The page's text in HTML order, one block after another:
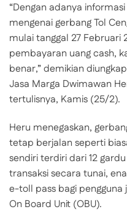
“Dengan adanya
mengenai gerbang Tol
mulai tanggal 27 Februari
pembayaran uang cash,
benar,” demikian
Jasa Marga Dwimawan
tertulisnya, Kamis (25/2).
Heru menegaskan,
tetap berjalan seperti
sendiri terdiri dari 12
transaksi secara tunai,
e-toll pass bagi
On Board Unit (OBU).